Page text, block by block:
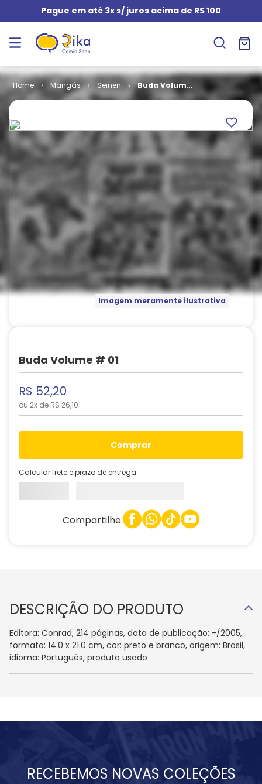
Pague em até 3x s/ juros acima de R$ 100
Mangás Seinen
Buda Volume
Imagem meramente ilustrativa
Buda Volume # 01
R$ 52,20
ou 2x de R$ 26,10
comprar
Calcular frete e prazo de entrega
Compartilhe:
DESCRIÇÃO DO PRODUTO
Editora: Conrad, 214 páginas, data de publicação: -/2005,
formato: 14.0 x 21.0 cm, cor: preto e branco, origem: Brasil,
idioma: Português, produto usado
RECEBEMOS NOVAS COLEÇÕES